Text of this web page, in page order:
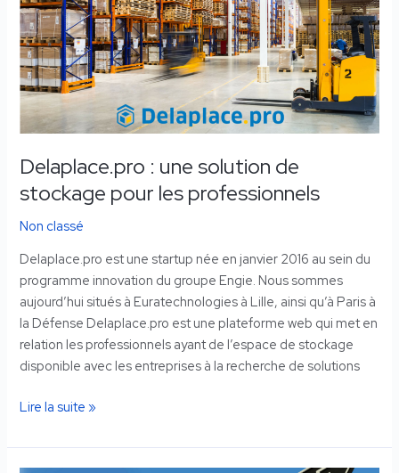
Delaplace.pro : une solution de
stockage pour les professionnels
Non classé
Delaplace.pro est une startup née en janvier 2016 au sein du
programme innovation du groupe Engie. Nous sommes
aujourd’hui situés à Euratechnologies à Lille, ainsi qu’à Paris à
la Défense Delaplace.pro est une plateforme web qui met en
relation les professionnels ayant de l’espace de stockage
disponible avec les entreprises à la recherche de solutions
stockage
pour
les
professionnels
Lire la suite »